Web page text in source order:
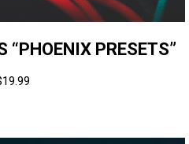
“PHOENIX PRESETS”
19.99